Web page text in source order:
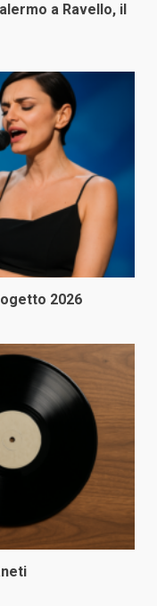
a Ravello, il
2026